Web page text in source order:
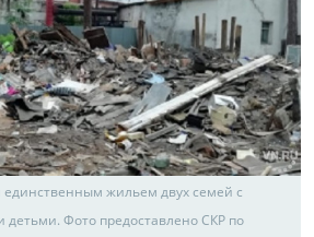
жильем двух семей с
Фото предоставлено СКР по